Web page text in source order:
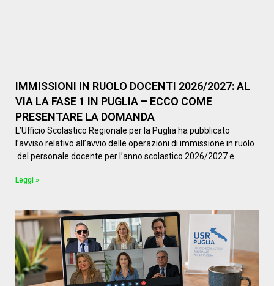
IMMISSIONI IN RUOLO DOCENTI 2026/2027: AL
VIA LA FASE 1 IN PUGLIA – ECCO COME
PRESENTARE LA DOMANDA
L’Ufficio Scolastico Regionale per la Puglia ha pubblicato
l’avviso relativo all’avvio delle operazioni di immissione in ruolo
del personale docente per l’anno scolastico 2026/2027 e
Leggi »